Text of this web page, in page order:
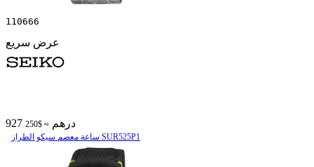
110666
عرض سريع
927 درهم ≈ $250
ساعة معصم سیکو الطراز SUR525P1